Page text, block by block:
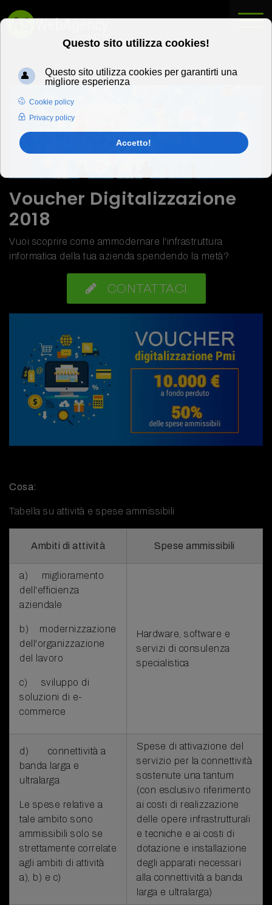
Voucher Digitalizzazione
2018
Vuoi scoprire come ammodernare l'infrastruttura
informatica della tua azienda spendendo la metà?
CONTATTACI
Cosa:
Tabella su attività e spese ammissibili
Ambiti di attività Spese ammissibili
a) miglioramento
dell'efficienza
aziendale
b) modernizzazione
dell'organizzazione
del lavoro
c) sviluppo di
soluzioni di e-
commerce
Hardware, software e
servizi di consulenza
specialistica
d) connettività a
banda larga e
ultralarga
Le spese relative a
tale ambito sono
ammissibili solo se
strettamente correlate
agli ambiti di attività
a), b) e c)
Spese di attivazione del
servizio per la connettività
sostenute una tantum
(con esclusivo riferimento
ai costi di realizzazione
delle opere infrastrutturali
e tecniche e ai costi di
dotazione e installazione
degli apparati necessari
alla connettività a banda
larga e ultralarga)